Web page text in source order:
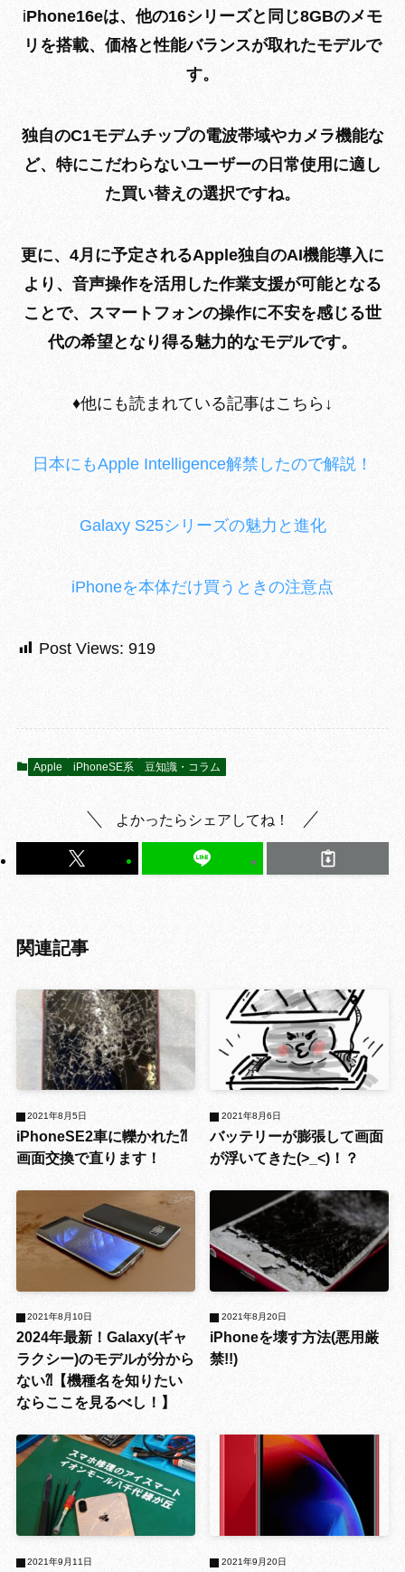
iPhone16eは、他の16シリーズと同じ8GBのメモ
リを搭載、 価格と性能バランスが取れたモデルで
す。
独自のC1モデムチップの電波帯域やカメラ機能な
ど、特にこだわらないユーザーの日常使用に適し
た買い替えの選択ですね。
更に、4月に予定されるApple独自のAI機能導入に
より、音声操作を活用した作業支援が可能となる
ことで、スマートフォンの操作に不安を感じる世
代の希望となり得る魅力的なモデルです。
♦︎他にも読まれている記事はこちら↓
日本にもApple Intelligence解禁したので解説！
Galaxy S25シリーズの魅力と進化
iPhoneを本体だけ買うときの注意点
Post Views: 919
Apple iPhoneSE系 豆知識・コラム
よかったらシェアしてね！
関連記事
iPhoneSE2車に轢かれた⁈
画面交換で直ります！
2021年8月5日
バッテリーが膨張して画面
が浮いてきた(>_<)！？
2021年8月6日
2024年最新！Galaxy(ギャ
ラクシー)のモデルが分から
ない⁈【機種名を知りたい
ならここを見るべし！】
2021年8月10日
iPhoneを壊す方法(悪用厳
禁!!)
2021年8月20日
2021年9月11日 2021年9月20日